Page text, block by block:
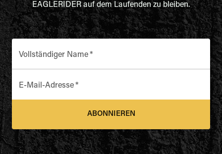
EAGLERIDER auf dem Laufenden zu bleiben.
Vollständiger Name*
E-Mail-Adresse*
ABONNIEREN